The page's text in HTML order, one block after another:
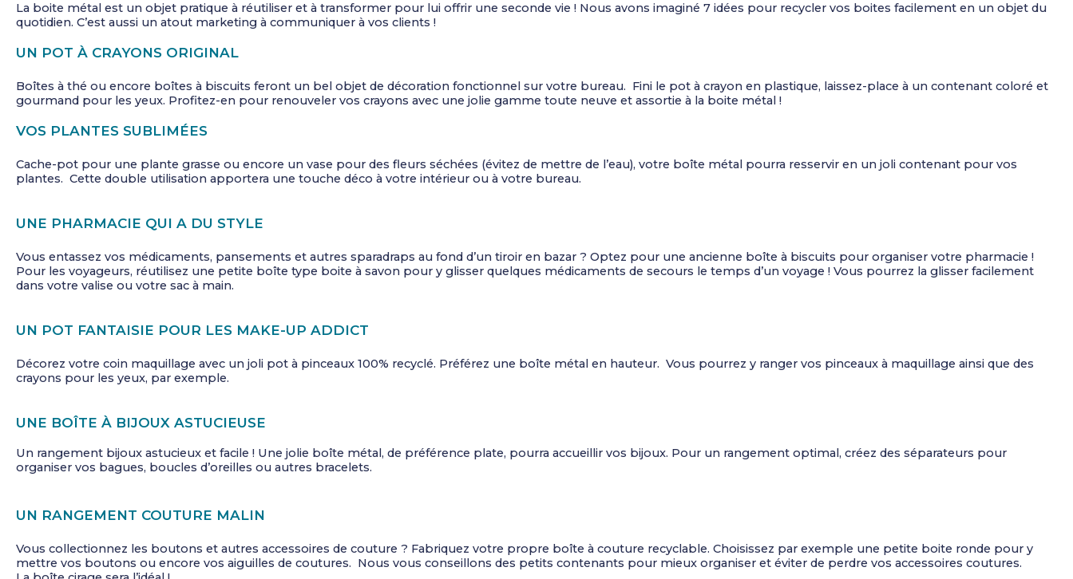
La boite métal est un objet pratique à réutiliser et à transformer pour lui offrir une seconde vie ! Nous avons imaginé 7 idées pour recycler vos boites facilement en un objet du
quotidien. C’est aussi un atout marketing à communiquer à vos clients !
UN POT À CRAYONS ORIGINAL
Boîtes à thé ou encore boîtes à biscuits feront un bel objet de décoration fonctionnel sur votre bureau. Fini le pot à crayon en plastique, laissez-place à un contenant coloré et
gourmand pour les yeux. Profitez-en pour renouveler vos crayons avec une jolie gamme toute neuve et assortie à la boite métal !
VOS PLANTES SUBLIMÉES
Cache-pot pour une plante grasse ou encore un vase pour des fleurs séchées (évitez de mettre de l’eau), votre boîte métal pourra resservir en un joli contenant pour vos
plantes. Cette double utilisation apportera une touche déco à votre intérieur ou à votre bureau.
UNE PHARMACIE QUI A DU STYLE
Vous entassez vos médicaments, pansements et autres sparadraps au fond d’un tiroir en bazar ? Optez pour une ancienne boîte à biscuits pour organiser votre pharmacie !
Pour les voyageurs, réutilisez une petite boîte type boite à savon pour y glisser quelques médicaments de secours le temps d’un voyage ! Vous pourrez la glisser facilement
dans votre valise ou votre sac à main.
UN POT FANTAISIE POUR LES MAKE-UP ADDICT
Décorez votre coin maquillage avec un joli pot à pinceaux 100% recyclé. Préférez une boîte métal en hauteur. Vous pourrez y ranger vos pinceaux à maquillage ainsi que des
crayons pour les yeux, par exemple.
UNE BOÎTE À BIJOUX ASTUCIEUSE
Un rangement bijoux astucieux et facile ! Une jolie boîte métal, de préférence plate, pourra accueillir vos bijoux. Pour un rangement optimal, créez des séparateurs pour
organiser vos bagues, boucles d’oreilles ou autres bracelets.
UN RANGEMENT COUTURE MALIN
Vous collectionnez les boutons et autres accessoires de couture ? Fabriquez votre propre boîte à couture recyclable. Choisissez par exemple une petite boite ronde pour y
mettre vos boutons ou encore vos aiguilles de coutures. Nous vous conseillons des petits contenants pour mieux organiser et éviter de perdre vos accessoires coutures.